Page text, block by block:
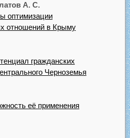
А. С.
оптимизации
отношений в Крыму
гражданских
Черноземья
её применения